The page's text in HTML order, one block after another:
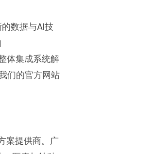
数据与AI技
体集成系统解
们的官方网站
案提供商。广